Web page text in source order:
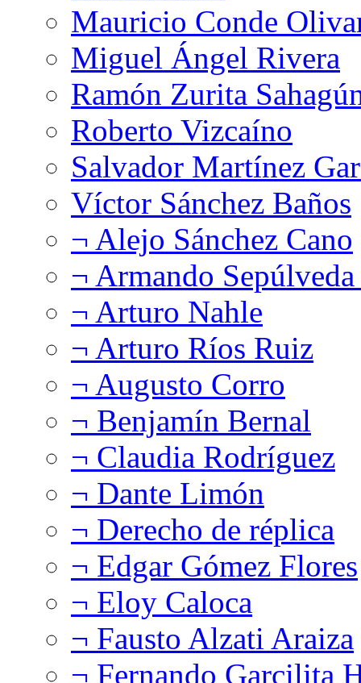
Mauricio Conde
Miguel Ángel Rivera
Ramón Zurita
Roberto Vizcaíno
Salvador Martínez
Víctor Sánchez Baños
¬ Alejo Sánchez Cano
¬ Armando
¬ Arturo Nahle
¬ Arturo Ríos Ruiz
¬ Augusto Corro
¬ Benjamín Bernal
¬ Claudia Rodríguez
¬ Dante Limón
¬ Derecho de réplica
¬ Edgar Gómez Flores
¬ Eloy Caloca
¬ Fausto Alzati Araiza
¬ Fernando Garcilita